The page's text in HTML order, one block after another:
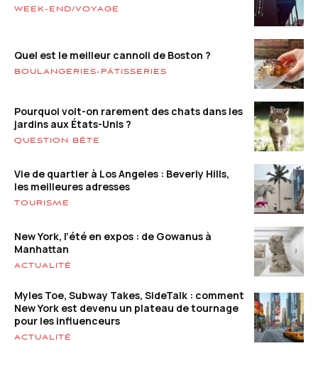
WEEK-END/VOYAGE
Quel est le meilleur cannoli de Boston ?
BOULANGERIES-PÂTISSERIES
Pourquoi voit-on rarement des chats dans les
jardins aux États-Unis ?
QUESTION BÊTE
Vie de quartier à Los Angeles : Beverly Hills,
les meilleures adresses
TOURISME
New York, l’été en expos : de Gowanus à
Manhattan
ACTUALITÉ
Myles Toe, Subway Takes, SideTalk : comment
New York est devenu un plateau de tournage
pour les influenceurs
ACTUALITÉ